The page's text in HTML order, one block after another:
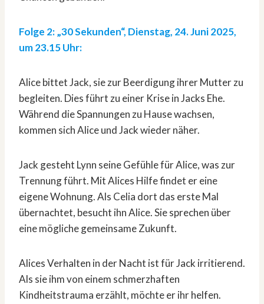
Folge 2: „30 Sekunden“, Dienstag, 24. Juni 2025,
um 23.15 Uhr:
Alice bittet Jack, sie zur Beerdigung ihrer Mutter zu
begleiten. Dies führt zu einer Krise in Jacks Ehe.
Während die Spannungen zu Hause wachsen,
kommen sich Alice und Jack wieder näher.
Jack gesteht Lynn seine Gefühle für Alice, was zur
Trennung führt. Mit Alices Hilfe findet er eine
eigene Wohnung. Als Celia dort das erste Mal
übernachtet, besucht ihn Alice. Sie sprechen über
eine mögliche gemeinsame Zukunft.
Alices Verhalten in der Nacht ist für Jack irritierend.
Als sie ihm von einem schmerzhaften
Kindheitstrauma erzählt, möchte er ihr helfen.